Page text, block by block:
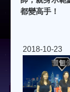
都變高手！
2018-10-23